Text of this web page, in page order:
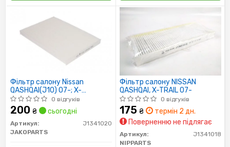
Фільтр салону Nissan
QASHQAI(J10) 07-; X-
TRAIL(T31) 06-(пр-во
Jakoparts)
0 відгуків
200 ₴ сьогодні
Артикул:
J1341020
JAKOPARTS
Фільтр салону NISSAN
QASHQAI, X-TRAIL 07-
0 відгуків
175 ₴
термін 2 дн.
Поверненню не підлягає
Артикул:
J1341018
NIPPARTS